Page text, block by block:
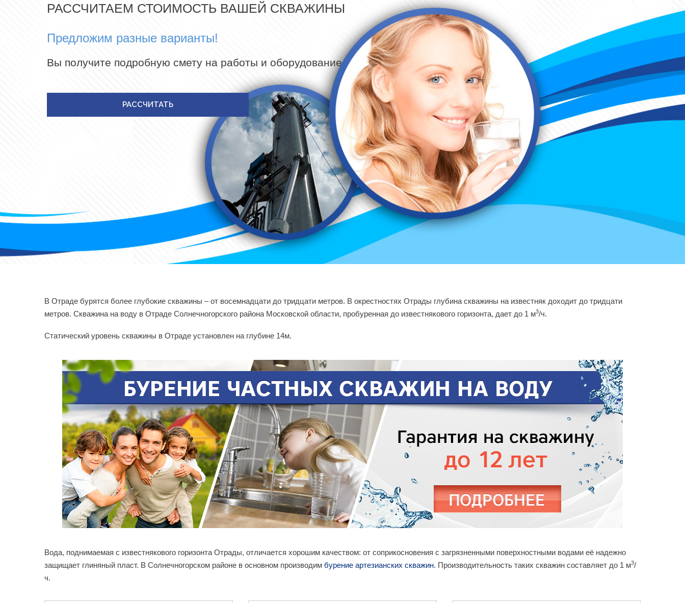
РАССЧИТАЕМ СТОИМОСТЬ ВАШЕЙ СКВАЖИНЫ
Предложим разные варианты!
Вы получите подробную смету на работы и оборудование
РАССЧИТАТЬ
В Отраде бурятся более глубокие скважины – от восемнадцати до тридцати метров. В окрестностях Отрады глубина скважины на известняк доходит до тридцати
метров. Скважина на воду в Отраде Солнечногорского района Московской области, пробуренная до известнякового горизонта, дает до 1 м3/ч.
Статический уровень скважины в Отраде установлен на глубине 14м.
Вода, поднимаемая с известнякового горизонта Отрады, отличается хорошим качеством: от соприкосновения с загрязненными поверхностными водами её надежно
защищает глиняный пласт. В Солнечногорском районе в основном производим бурение артезианских скважин. Производительность таких скважин составляет до 1 м3/
ч.